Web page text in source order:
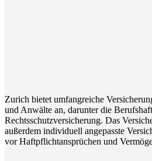
Zurich bietet umfangreiche
und Anwälte an, darunter die
Rechtsschutzversicherung. Das
außerdem individuell angepasste
vor Haftpflichtansprüchen und